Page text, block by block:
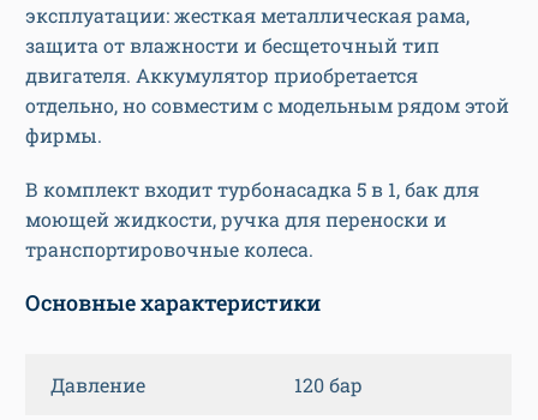
эксплуатации: жесткая металлическая рама,
защита от влажности и бесщеточный тип
двигателя. Аккумулятор приобретается
отдельно, но совместим с модельным рядом этой
фирмы.
В комплект входит турбонасадка 5 в 1, бак для
моющей жидкости, ручка для переноски и
транспортировочные колеса.
Основные характеристики
Давление 120 бар